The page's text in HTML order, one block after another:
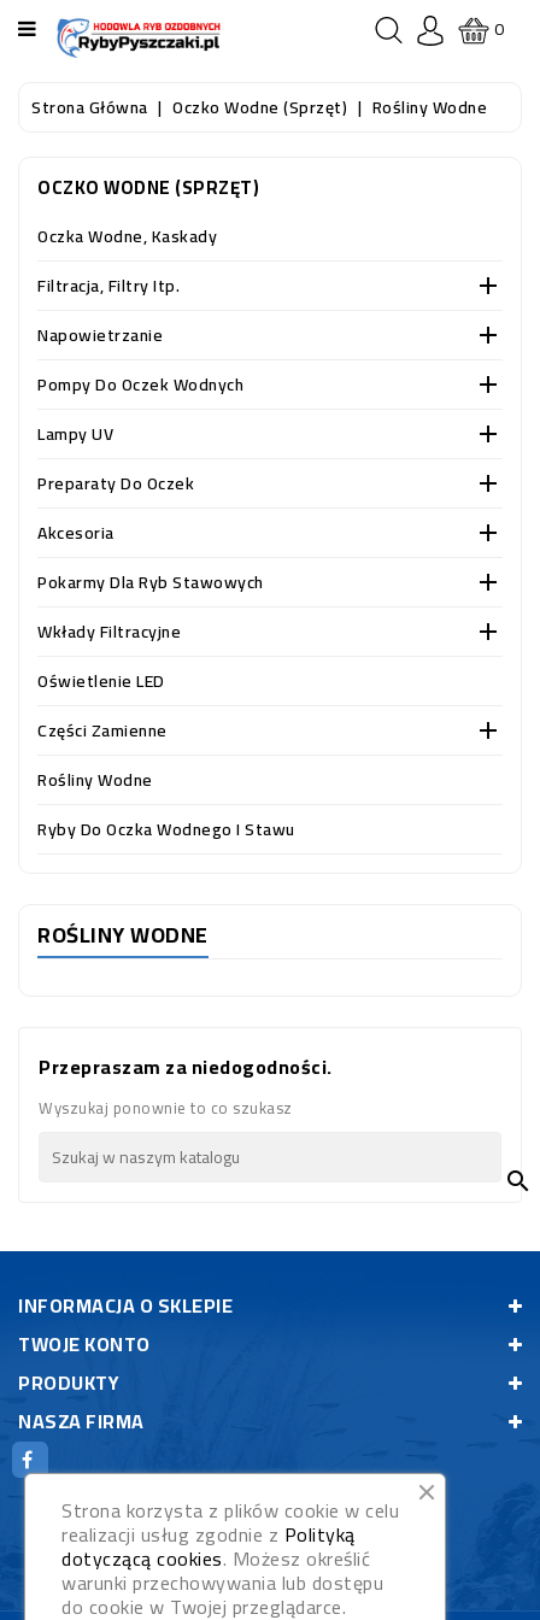
KATEGORIA
STRONA
RYBY
RYBY
DO
OCZKA
WODNEGO
STAWU
(SPRZĘT)
WODNE
KONTAKT
NAMI
0
Strona Główna Oczko Wodne (sprzęt) Rośliny Wodne
OCZKO WODNE (SPRZĘT)
Oczka Wodne, Kaskady
Filtracja, Filtry Itp.

Napowietrzanie 
Pompy Do Oczek Wodnych 
Lampy UV 
Preparaty Do Oczek 
Akcesoria 
Pokarmy Dla Ryb Stawowych 
Wkłady Filtracyjne 
Oświetlenie LED
Części Zamienne

Rośliny Wodne
Ryby Do Oczka Wodnego I Stawu
ROŚLINY WODNE
Przepraszam za niedogodności.
Wyszukaj ponownie to co szukasz

INFORMACJA O SKLEPIE
TWOJE KONTO
PRODUKTY
NASZA FIRMA
Strona korzysta z plików cookie w celu
realizacji usług zgodnie z Polityką
dotyczącą cookies. Możesz określić
warunki przechowywania lub dostępu
do cookie w Twojej przeglądarce.